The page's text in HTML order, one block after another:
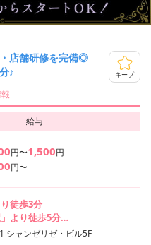
店舗研修を完備◎
♪
キープ
給与
円〜1,500円
円〜
徒歩3分
より徒歩5分
7分
シャンゼリゼ・ビル5F